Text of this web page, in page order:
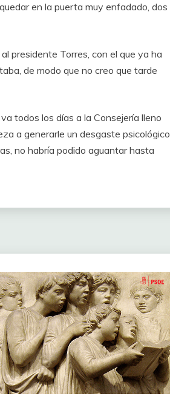
en la puerta muy enfadado, dos
presidente Torres, con el que ya ha
de modo que no creo que tarde
todos los días a la Consejería lleno
a generarle un desgaste psicológico
no habría podido aguantar hasta